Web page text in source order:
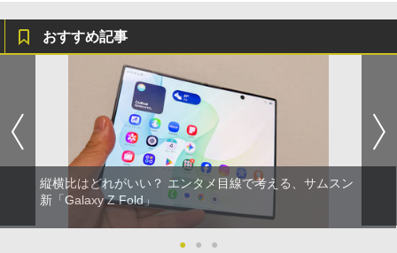
おすすめ記事
縦横比はどれがいい？ エンタメ目線で考える、サムスン
新「Galaxy Z Fold」
● ● ●